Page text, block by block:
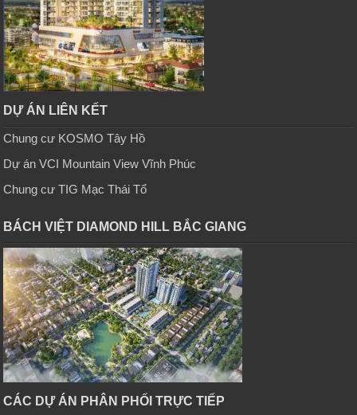
DỰ ÁN LIÊN KẾT
Chung cư KOSMO Tây Hồ
Dự án VCI Mountain View Vĩnh Phúc
Chung cư TIG Mạc Thái Tổ
BÁCH VIỆT DIAMOND HILL BẮC GIANG
CÁC DỰ ÁN PHÂN PHỐI TRỰC TIẾP